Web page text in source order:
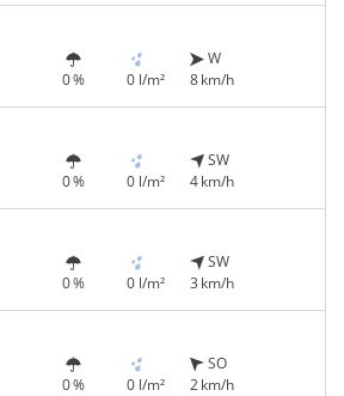
0 % 0 l/m²
W
8 km/h
0 % 0 l/m²
SW
4 km/h
0 % 0 l/m²
SW
3 km/h
0 % 0 l/m²
SO
2 km/h